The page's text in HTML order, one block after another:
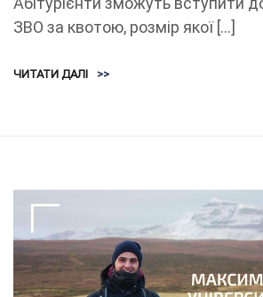
ЗВО за квотою, розмір якої […]
ЧИТАТИ ДАЛІ >>